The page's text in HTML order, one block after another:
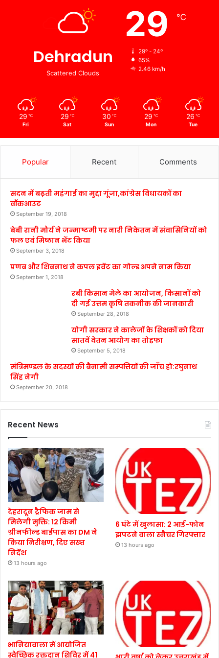
Dehradun
Scattered Clouds
29 ℃
29º - 24º
65%
2.46 km/h
29 ℃
Fri
29 ℃
Sat
30 ℃
Sun
29 ℃
Mon
26 ℃
Tue
Popular Recent Comments
सदन में बढ़ती महंगाई का मुद्दा गूंजा,कांग्रेस विधायकों का
वॉकआउट
September 19, 2018
बेबी रानी मौर्य ने जन्माष्टमी पर नारी निकेतन में संवासिनियों को
फल एवं मिष्ठान भेंट किया
September 3, 2018
प्रणब और शिबनाथ ने कपल इवेंट का गोल्ड अपने नाम किया
September 1, 2018
रबी किसान मेले का आयोजन, किसानों को
दी गई उत्तम कृषि तकनीक की जानकारी
September 28, 2018
योगी सरकार ने कालेजों के शिक्षकों को दिया
सातवें वेतन आयोग का तोहफा
September 5, 2018
मंत्रिमण्डल के सदस्यों की बैनामी सम्पत्तियों की जाँच हो:रघुनाथ
सिंह नेगी
September 20, 2018
Recent News
देहरादून ट्रैफिक जाम से
मिलेगी मुक्ति: 12 किमी
ग्रीनफील्ड बाईपास का DM ने
किया निरीक्षण, दिए सख्त
निर्देश
13 hours ago
6 घंटे में खुलासा: 2 आई-फोन
झपटने वाला स्नैचर गिरफ्तार
13 hours ago
भानियावाला में आयोजित
स्वैच्छिक रक्तदान शिविर में 41